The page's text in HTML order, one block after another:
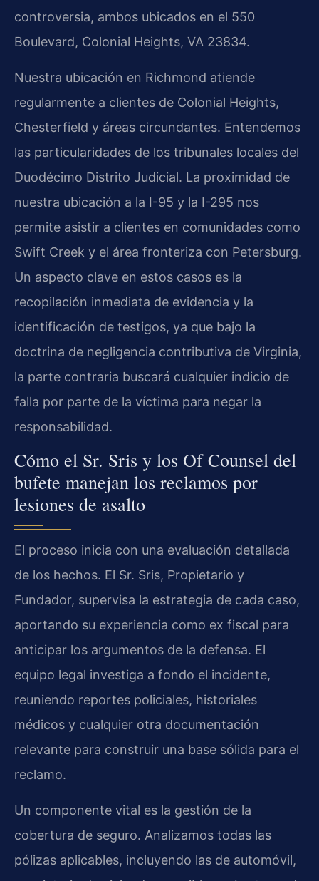
controversia, ambos ubicados en el 550
Boulevard, Colonial Heights, VA 23834.
Nuestra ubicación en Richmond atiende
regularmente a clientes de Colonial Heights,
Chesterfield y áreas circundantes. Entendemos
las particularidades de los tribunales locales del
Duodécimo Distrito Judicial. La proximidad de
nuestra ubicación a la I-95 y la I-295 nos
permite asistir a clientes en comunidades como
Swift Creek y el área fronteriza con Petersburg.
Un aspecto clave en estos casos es la
recopilación inmediata de evidencia y la
identificación de testigos, ya que bajo la
doctrina de negligencia contributiva de Virginia,
la parte contraria buscará cualquier indicio de
falla por parte de la víctima para negar la
responsabilidad.
Cómo el Sr. Sris y los Of Counsel del
bufete manejan los reclamos por
lesiones de asalto
El proceso inicia con una evaluación detallada
de los hechos. El Sr. Sris, Propietario y
Fundador, supervisa la estrategia de cada caso,
aportando su experiencia como ex fiscal para
anticipar los argumentos de la defensa. El
equipo legal investiga a fondo el incidente,
reuniendo reportes policiales, historiales
médicos y cualquier otra documentación
relevante para construir una base sólida para el
reclamo.
Un componente vital es la gestión de la
cobertura de seguro. Analizamos todas las
pólizas aplicables, incluyendo las de automóvil,